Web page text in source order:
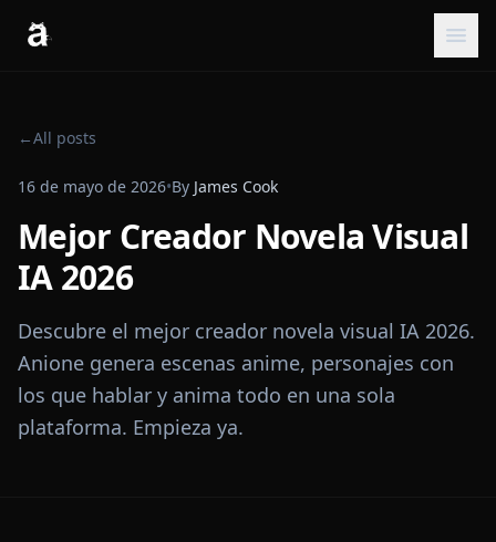
←All posts
16 de mayo de 2026•By James Cook
Mejor Creador Novela Visual
IA 2026
Descubre el mejor creador novela visual IA 2026.
Anione genera escenas anime, personajes con
los que hablar y anima todo en una sola
plataforma. Empieza ya.